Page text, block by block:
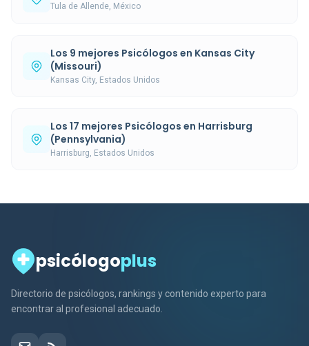
Tula de Allende, México
Los 9 mejores Psicólogos en Kansas City
(Missouri)
Kansas City, Estados Unidos
Los 17 mejores Psicólogos en Harrisburg
(Pennsylvania)
Harrisburg, Estados Unidos
psicólogoplus
Directorio de psicólogos, rankings y contenido experto para
encontrar al profesional adecuado.